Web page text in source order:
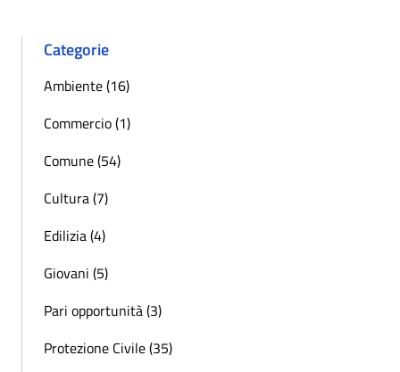
Categorie
Ambiente (16)
Commercio (1)
Comune (54)
Cultura (7)
Edilizia (4)
Giovani (5)
Pari opportunità (3)
Protezione Civile (35)